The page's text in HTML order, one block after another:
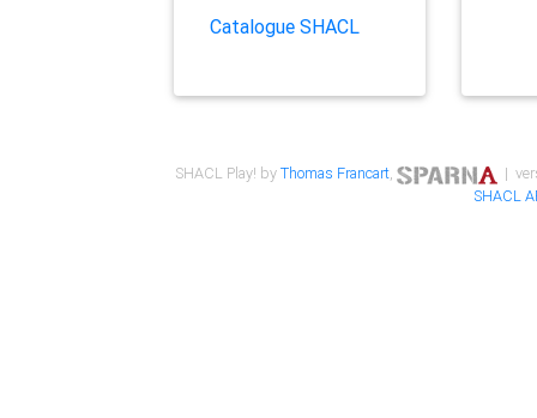
Catalogue SHACL
SHACL Play! byThomas Francart,
|
SHACL